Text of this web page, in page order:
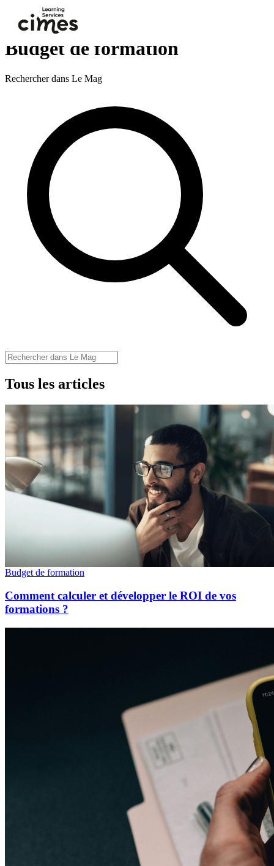
Skip to main content
Vous êtes ici :Accueil
Budget de formation
Rechercher dans Le Mag
Tous les articles
Budget de formation
Comment calculer et développer le ROI de vos
formations ?